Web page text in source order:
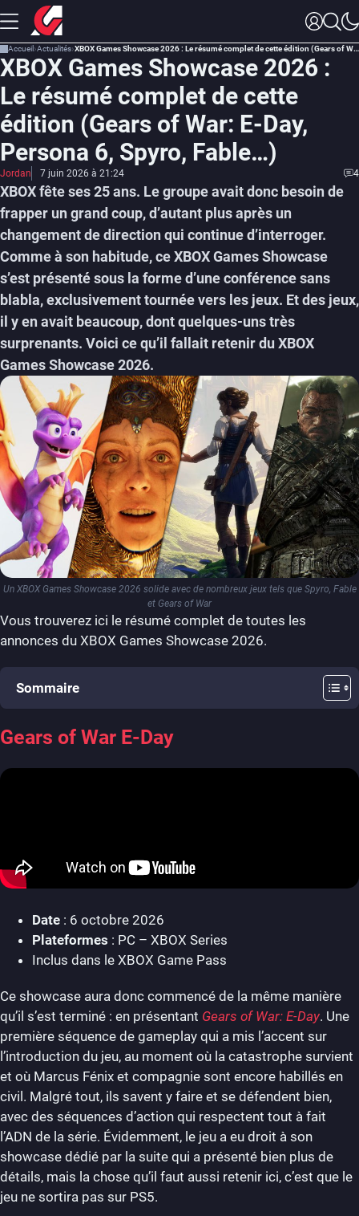
Accueil Actualités XBOX Games Showcase 2026 : Le résumé complet de cette édition (Gears of War: E-Day, Persona 6, Spyro, Fable…)
XBOX Games Showcase 2026 :
Le résumé complet de cette
édition (Gears of War: E-Day,
Persona 6, Spyro, Fable…)
Jordan 7 juin 2026 à 21:24 4
XBOX fête ses 25 ans. Le groupe avait donc besoin de
frapper un grand coup, d’autant plus après un
changement de direction qui continue d’interroger.
Comme à son habitude, ce XBOX Games Showcase
s’est présenté sous la forme d’une conférence sans
blabla, exclusivement tournée vers les jeux. Et des jeux,
il y en avait beaucoup, dont quelques-uns très
surprenants. Voici ce qu’il fallait retenir du XBOX
Games Showcase 2026.
Un XBOX Games Showcase 2026 solide avec de nombreux jeux tels que Spyro, Fable
et Gears of War
Vous trouverez ici le résumé complet de toutes les
annonces du XBOX Games Showcase 2026.
Sommaire
Gears of War E-Day
Date : 6 octobre 2026
Plateformes : PC – XBOX Series
Inclus dans le XBOX Game Pass
Ce showcase aura donc commencé de la même manière
qu’il s’est terminé : en présentant Gears of War: E-Day. Une
première séquence de gameplay qui a mis l’accent sur
l’introduction du jeu, au moment où la catastrophe survient
et où Marcus Fénix et compagnie sont encore habillés en
civil. Malgré tout, ils savent y faire et se défendent bien,
avec des séquences d’action qui respectent tout à fait
l’ADN de la série. Évidemment, le jeu a eu droit à son
showcase dédié par la suite qui a présenté bien plus de
détails, mais la chose qu’il faut aussi retenir ici, c’est que le
jeu ne sortira pas sur PS5.